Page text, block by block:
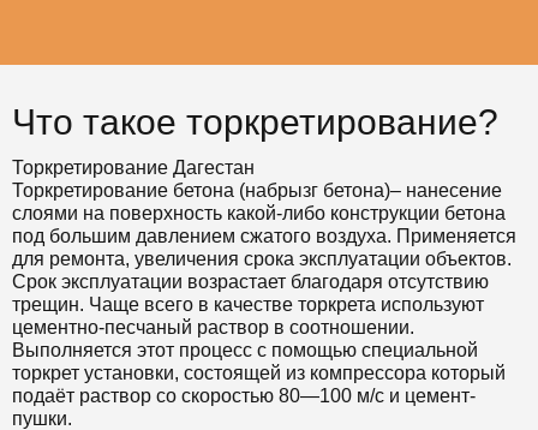
Что такое торкретирование?
Торкретирование Дагестан
Торкретирование бетона (набрызг бетона)– нанесение
слоями на поверхность какой-либо конструкции бетона
под большим давлением сжатого воздуха. Применяется
для ремонта, увеличения срока эксплуатации объектов.
Срок эксплуатации возрастает благодаря отсутствию
трещин. Чаще всего в качестве торкрета используют
цементно-песчаный раствор в соотношении.
Выполняется этот процесс с помощью специальной
торкрет установки, состоящей из компрессора который
подаёт раствор со скоростью 80—100 м/с и цемент-
пушки.